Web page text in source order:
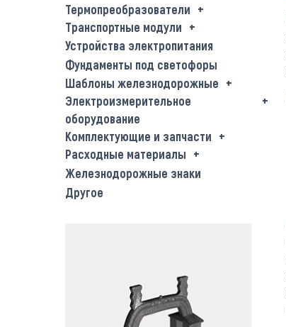
Термопреобразователи
Транспортные модули
Устройства электропитания
Фундаменты под светофоры
Шаблоны железнодорожные
Электроизмерительное
оборудование
Комплектующие и запчасти
Расходные материалы
Железнодорожные знаки
Другое